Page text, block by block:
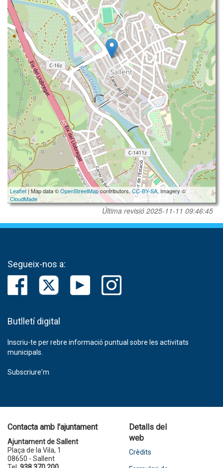
Leaflet| Map data ©OpenStreetMapcontributors,CC-BY-SA, Imagery ©
CloudMade
Última revisió 2025-11-11 09:46:45
Segueix-nos a:
Butlletí digital
Inscriu-te per rebre informació puntual sobre les activitats
municipals.
Subscriure'm
Contacta amb l'ajuntament
Ajuntament de Sallent
Plaça de la Vila, 1
08650 - Sallent
Detalls del
web
Crèdits